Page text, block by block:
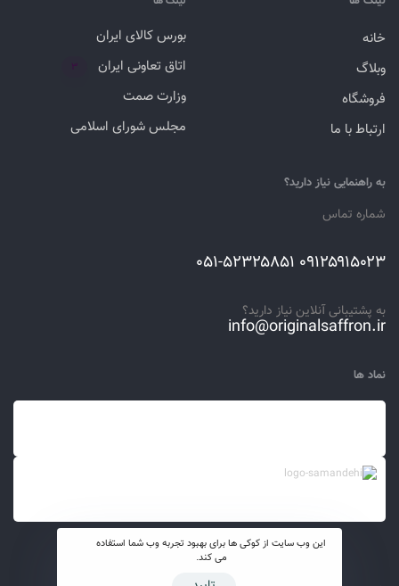
خانه
وبلاگ
فروشگاه
ارتباط با ما
بورس کالای ایران
اتاق تعاونی ایران
۳
وزارت صمت
مجلس شورای اسلامی
به راهنمایی نیاز دارید؟
شماره تماس
۰۹۱۲۵۹۱۵۰۲۳ ۰۵۱-۵۲۳۲۵۸۵۱
به پشتیبانی آنلاین نیاز دارید؟
info@originalsaffron.ir
نماد ها
این وب سایت از کوکی ها برای بهبود تجربه وب شما استفاده
می کند.